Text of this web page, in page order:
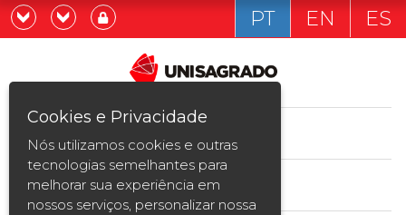
Graduação
Pós-graduação e MBA
Curta Duração
Já sou estudande
Quero ser estudante
PT EN ES
ESTUDE AQUI
Cookies e Privacidade
Nós utilizamos cookies e outras
tecnologias semelhantes para
melhorar sua experiência em
nossos serviços, personalizar nossa